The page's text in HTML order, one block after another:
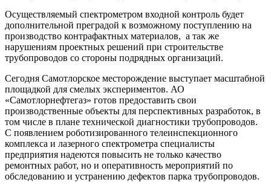
Осуществляемый спектрометром входной контроль будет
дополнительной преградой к возможному поступлению на
производство контрафактных материалов, а так же
нарушениям проектных решений при строительстве
трубопроводов со стороны подрядных организаций.
Сегодня Самотлорское месторождение выступает масштабной
площадкой для смелых экспериментов. АО
«Самотлорнефтегаз» готов предоставить свои
производственные объекты для перспективных разработок, в
том числе в плане технической диагностики трубопроводов.
С появлением роботизированного телеинспекционного
комплекса и лазерного спектрометра специалисты
предприятия надеются повысить не только качество
ремонтных работ, но и оперативность мероприятий по
обследованию и устранению дефектов парка трубопроводов.